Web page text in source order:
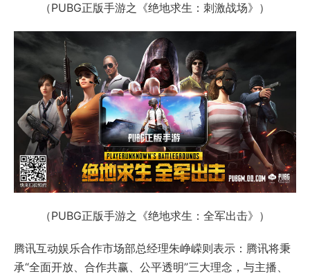
（PUBG正版手游之《绝地求生：刺激战场》）
（PUBG正版手游之《绝地求生：全军出击》）
腾讯互动娱乐合作市场部总经理朱峥嵘则表示：腾讯将秉
承“全面开放、合作共赢、公平透明”三大理念，与主播、